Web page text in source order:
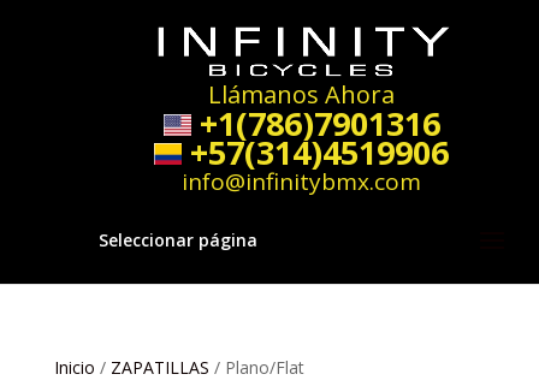
Llámanos Ahora
+1(786)7901316
+57(314)4519906
info@infinitybmx.com
Seleccionar página
Inicio / ZAPATILLAS / Plano/Flat